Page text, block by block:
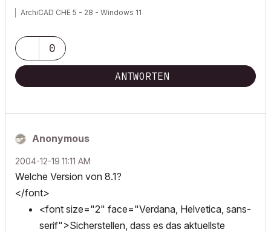
ArchiCAD CHE 5 - 28 - Windows 11
0
ANTWORTEN
Anonymous
‎2004-12-19 11:11 AM
Welche Version von 8.1?
</font>
<font size="2" face="Verdana, Helvetica, sans-
serif">Sicherstellen, dass es das aktuellste